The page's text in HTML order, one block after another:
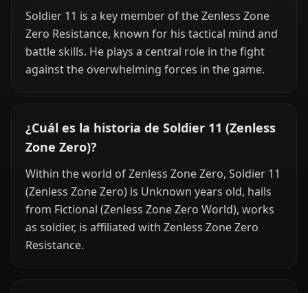
Soldier 11 is a key member of the Zenless Zone
Zero Resistance, known for his tactical mind and
battle skills. He plays a central role in the fight
against the overwhelming forces in the game.
¿Cuál es la historia de Soldier 11 (Zenless
Zone Zero)?
Within the world of Zenless Zone Zero, Soldier 11
(Zenless Zone Zero) is Unknown years old, hails
from Fictional (Zenless Zone Zero World), works
as soldier, is affiliated with Zenless Zone Zero
Resistance.